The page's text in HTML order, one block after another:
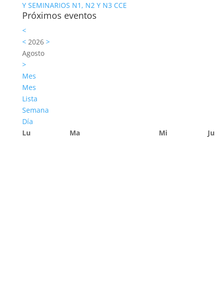
Y SEMINARIOS N1, N2 Y N3 CCE
Próximos eventos
<
<2026 >
Agosto
>
Mes
Mes
Lista
Semana
Día
Lu
Ma Mi Ju